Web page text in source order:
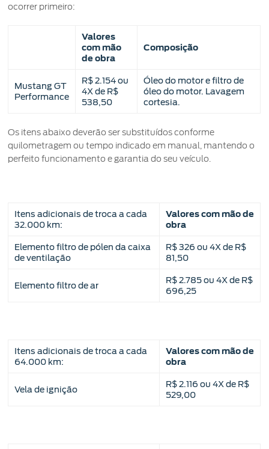
ocorrer primeiro:
Valores
com mão
de obra
Composição
Mustang GT
Performance
R$ 2.154 ou
4X de R$
538,50
Óleo do motor e filtro de
óleo do motor. Lavagem
cortesia.
Os itens abaixo deverão ser substituídos conforme
quilometragem ou tempo indicado em manual, mantendo o
perfeito funcionamento e garantia do seu veículo.
Itens adicionais de troca a cada
32.000 km:
Valores com mão de
obra
Elemento filtro de pólen da caixa
de ventilação
R$ 326 ou 4X de R$
81,50
Elemento filtro de ar
R$ 2.785 ou 4X de R$
696,25
Itens adicionais de troca a cada
64.000 km:
Valores com mão de
obra
Vela de ignição
R$ 2.116 ou 4X de R$
529,00